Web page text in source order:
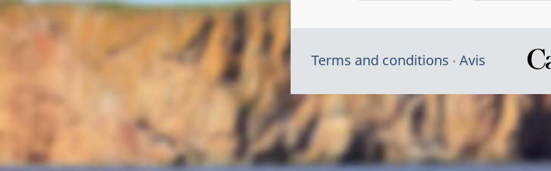
Terms and conditions Avis